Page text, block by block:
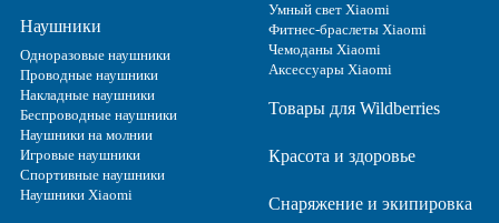
Наушники
Одноразовые наушники
Проводные наушники
Накладные наушники
Беспроводные наушники
Наушники на молнии
Игровые наушники
Спортивные наушники
Наушники Xiaomi
Умный свет Xiaomi
Фитнес-браслеты Xiaomi
Чемоданы Xiaomi
Аксессуары Xiaomi
Товары для Wildberries
Красота и здоровье
Снаряжение и экипировка